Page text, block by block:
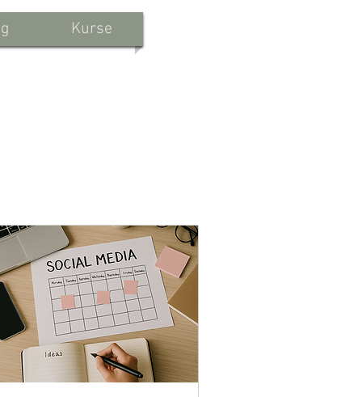
Kurse